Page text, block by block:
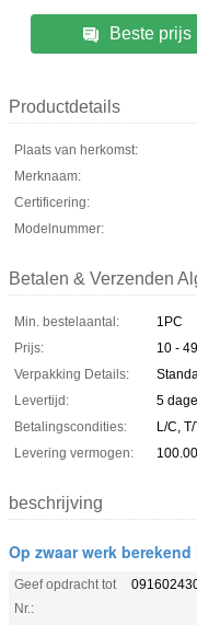
Beste prijs
Productdetails
Plaats van herkomst:
Merknaam:
Certificering:
Modelnummer:
Betalen & Verzenden
Min. bestelaantal:
1PC
Prijs:
10 -
Verpakking Details:
Levertijd:
5
Betalingscondities:
L/C,
Levering vermogen:
beschrijving
Op zwaar werk
Geef opdracht tot
Nr.: